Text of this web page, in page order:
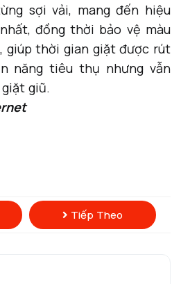
sợi vải, mang đến hiệu
đồng thời bảo vệ màu
giúp thời gian giặt được rút
năng tiêu thụ nhưng vẫn
giũ.
Tiếp Theo